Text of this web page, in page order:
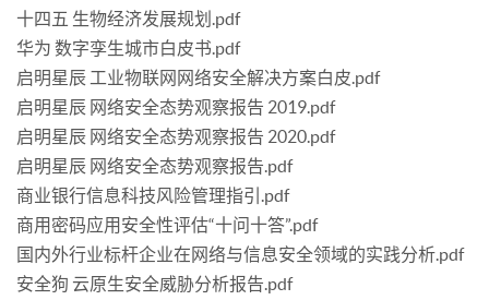
十四五 生物经济发展规划.pdf
华为 数字孪生城市白皮书.pdf
启明星辰 工业物联网网络安全解决方案白皮.pdf
启明星辰 网络安全态势观察报告 2019.pdf
启明星辰 网络安全态势观察报告 2020.pdf
启明星辰 网络安全态势观察报告.pdf
商业银行信息科技风险管理指引.pdf
商用密码应用安全性评估“十问十答”.pdf
国内外行业标杆企业在网络与信息安全领域的实践分析.pdf
安全狗 云原生安全威胁分析报告.pdf